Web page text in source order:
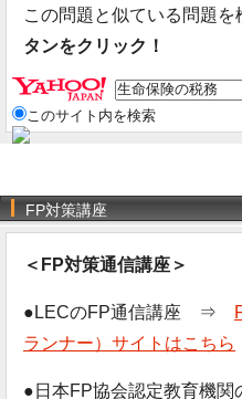
この問題と似ている問題を
タンをクリック！
このサイト内を検索
FP対策講座
＜FP対策通信講座＞
●LECのFP通信講座 ⇒
ランナー）サイトはこちら
●日本FP協会認定教育機